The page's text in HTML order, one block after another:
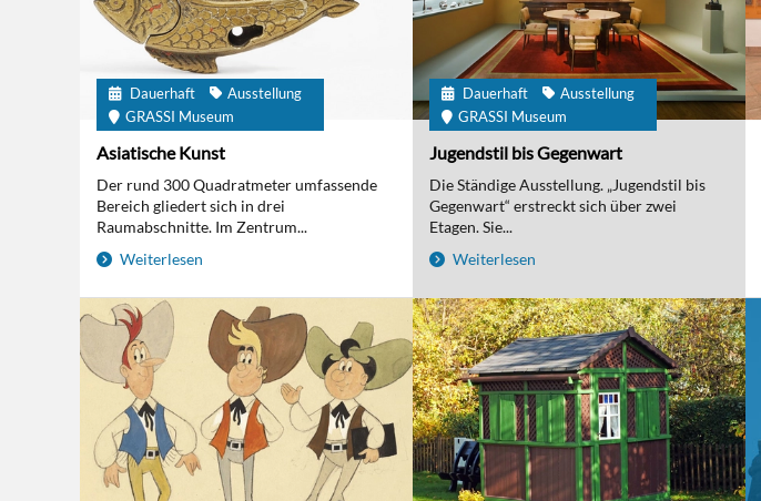
Dauerhaft
Ausstellung
GRASSI Museum
Asiatische Kunst
Der rund 300 Quadratmeter umfassende
Bereich gliedert sich in drei
Raumabschnitte. Im Zentrum...
Weiterlesen
Dauerhaft
Ausstellung
GRASSI Museum
Jugendstil bis Gegenwart
Die Ständige Ausstellung. „Jugendstil bis
Gegenwart“ erstreckt sich über zwei
Etagen. Sie...
Weiterlesen